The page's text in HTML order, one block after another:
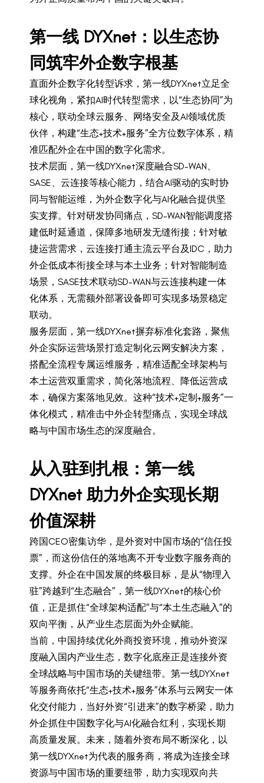
第一线 DYXnet：以生态协
同筑牢外企数字根基
直面外企数字化转型诉求，第一线DYXnet立足全
球化视角，紧扣AI时代转型需求，以“生态协同”为
核心，联动全球云服务、网络安全及AI领域优质
伙伴，构建“生态+技术+服务”全方位数字体系，精
准匹配外企在中国的数字化需求。
技术层面，第一线DYXnet深度融合SD-WAN、
SASE、云连接等核心能力，结合AI驱动的实时协
同与智能运维，为外企数字化与AI化融合提供坚
实支撑。针对研发协同痛点，SD-WAN智能调度搭
建低时延通道，保障多地研发无缝衔接；针对敏
捷运营需求，云连接打通主流云平台及IDC，助力
外企低成本衔接全球与本土业务；针对智能制造
场景，SASE技术联动SD-WAN与云连接构建一体
化体系，无需额外部署设备即可实现多场景稳定
联动。
服务层面，第一线DYXnet摒弃标准化套路，聚焦
外企实际运营场景打造定制化云网安解决方案，
搭配全流程专属运维服务，精准适配全球架构与
本土运营双重需求，简化落地流程、降低运营成
本，确保方案落地见效。这种“技术+定制+服务”一
体化模式，精准击中外企转型痛点，实现全球战
略与中国市场生态的深度融合。
从入驻到扎根：第一线
DYXnet 助力外企实现长期
价值深耕
跨国CEO密集访华，是外资对中国市场的“信任投
票”，而这份信任的落地离不开专业数字服务商的
支撑。外企在中国发展的终极目标，是从“物理入
驻”跨越到“生态融合”，第一线DYXnet的核心价
值，正是抓住“全球架构适配”与“本土生态融入”的
双向平衡，从产业生态层面为外企赋能。
当前，中国持续优化外商投资环境，推动外资深
度融入国内产业生态，数字化底座正是连接外资
全球战略与中国市场的关键纽带。第一线DYXnet
等服务商依托“生态+技术+服务”体系与云网安一体
化交付能力，当好外资“引进来”的数字桥梁，助力
外企抓住中国数字化与AI化融合红利，实现长期
高质量发展。未来，随着外资布局不断深化，以
第一线DYXnet为代表的服务商，将成为连接全球
资源与中国市场的重要纽带，助力实现双向共